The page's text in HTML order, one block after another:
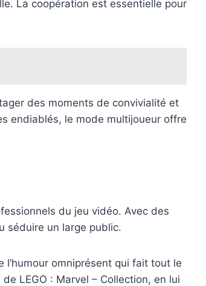
La coopération est essentielle pour
des moments de convivialité et
endiablés, le mode multijoueur offre
du jeu vidéo. Avec des
séduire un large public.
omniprésent qui fait tout le
LEGO : Marvel – Collection, en lui